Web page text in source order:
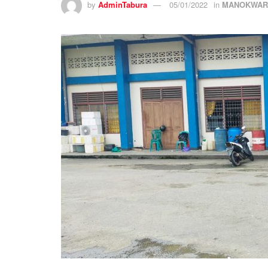
by AdminTabura 05/01/2022 in